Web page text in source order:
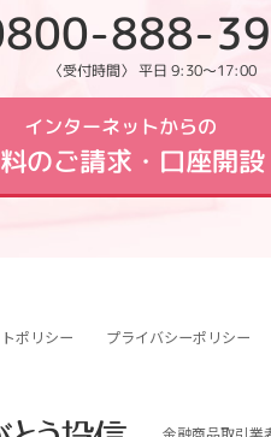
888-
〈受付時間〉 平日 9:30～17:00
インターネットからの
のご請求・口座開設
ポリシー プライバシーポリシー
金融商品取引業